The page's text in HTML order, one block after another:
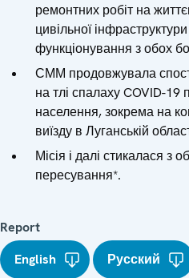
ремонтних робіт на
цивільної
функціонування з обох
СММ продовжувала
на тлі спалаху COVID-19
населення, зокрема на
виїзду в Луганській
Місія і далі стикалася
пересування*.
Report
English
Русский